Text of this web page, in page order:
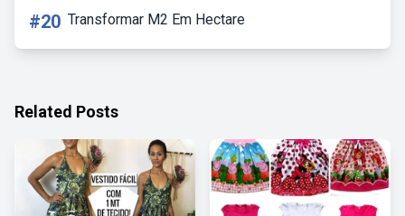
#20 Transformar M2 Em Hectare
Related Posts